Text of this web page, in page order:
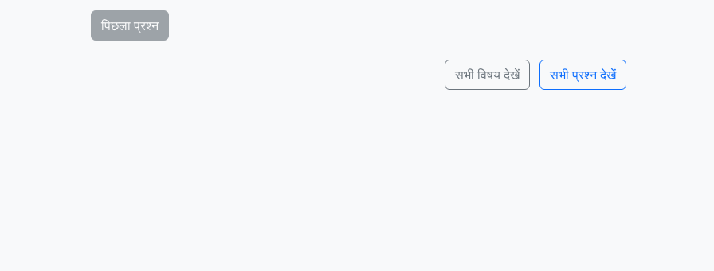
पिछला प्रश्न
सभी विषय देखें सभी प्रश्न देखें